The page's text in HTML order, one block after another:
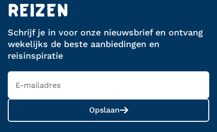
REIZEN
Schrijf je in voor onze nieuwsbrief en ontvang
wekelijks de beste aanbiedingen en
reisinspiratie
Opslaan